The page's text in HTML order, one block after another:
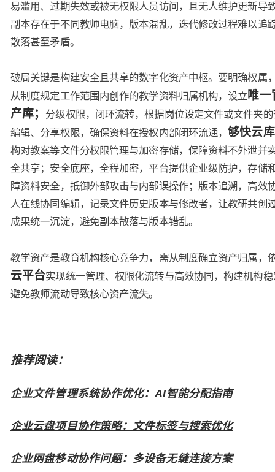
易滥用、过期失效或被无权限人员访问，且无人维护更新导
副本存在于不同教师电脑，版本混乱，迭代修改过程难以追
散落甚至矛盾。
破局关键是构建安全且共享的数字化资产中枢。要明确权属
从制度规定工作范围内创作的教学资料归属机构，设立唯一
产库；
分级权限，闭环流转，根据岗位设定文件或文件夹
编辑、分享权限，确保资料在授权内部闭环流通，够快云库
构对教案等文件分权限管理与加密存储，保障资料不外泄并
全共享；安全底座，全程加密，平台提供企业级防护，存储
障资料安全，抵御外部攻击与内部误操作；版本追溯，高效
人在线协同编辑，记录文件历史版本与修改者，让教研共创
成果统一沉淀，避免副本散落与版本错乱。
教学资产是教育机构核心竞争力，需从制度确立资产归属，
云平台实现统一管理、权限化流转与高效协同，构建机构
避免教师流动导致核心资产流失。
推荐阅读：
企业文件管理系统协作优化：AI智能分配指南
企业云盘项目协作策略：文件标签与搜索优化
企业网盘移动协作问题：多设备无缝连接方案